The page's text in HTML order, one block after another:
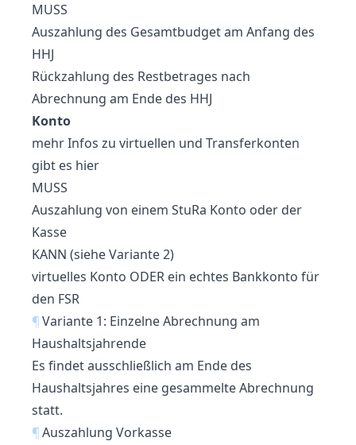
MUSS
Auszahlung des Gesamtbudget am Anfang des
HHJ
Rückzahlung des Restbetrages nach
Abrechnung am Ende des HHJ
Konto
mehr Infos zu virtuellen und Transferkonten
gibt es hier
MUSS
Auszahlung von einem StuRa Konto oder der
Kasse
KANN (siehe Variante 2)
virtuelles Konto ODER ein echtes Bankkonto für
den FSR
¶Variante 1: Einzelne Abrechnung am
Haushaltsjahrende
Es findet ausschließlich am Ende des
Haushaltsjahres eine gesammelte Abrechnung
statt.
¶Auszahlung Vorkasse